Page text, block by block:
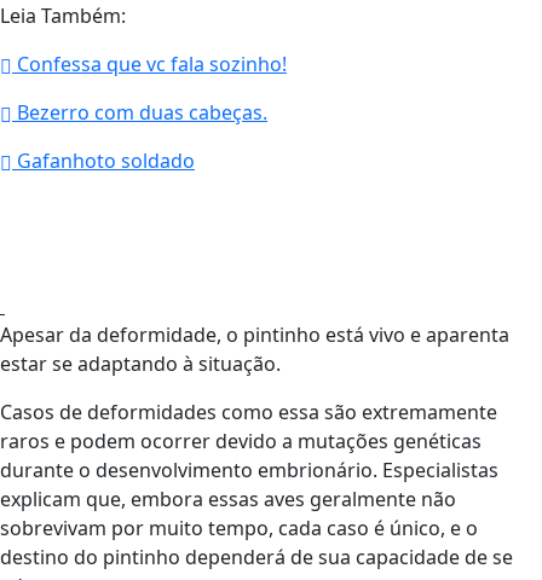
Leia Também:
Confessa que vc fala sozinho!
Bezerro com duas cabeças.
Gafanhoto soldado
Apesar da deformidade, o pintinho está vivo e aparenta
estar se adaptando à situação.
Casos de deformidades como essa são extremamente
raros e podem ocorrer devido a mutações genéticas
durante o desenvolvimento embrionário. Especialistas
explicam que, embora essas aves geralmente não
sobrevivam por muito tempo, cada caso é único, e o
destino do pintinho dependerá de sua capacidade de se